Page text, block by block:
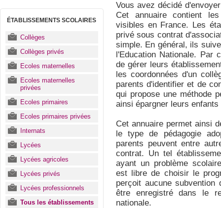
ÉTABLISSEMENTS SCOLAIRES
Collèges
Collèges privés
Ecoles maternelles
Ecoles maternelles
privées
Ecoles primaires
Ecoles primaires privées
Internats
Lycées
Lycées agricoles
Lycées privés
Lycées professionnels
Tous les établissements
Vous avez décidé
Cet annuaire contient
visibles en France. Les
privé sous contrat
simple. En général, ils
l'Education Nationale. Par
de gérer leurs
les coordonnées d'un
parents d'identifier et de
qui propose une méthode
ainsi épargner leurs
Cet annuaire permet ainsi
le type de pédagogie
parents peuvent entre
contrat. Un tel
ayant un problème
est libre de choisir le
perçoit aucune
être enregistré dans le
nationale.